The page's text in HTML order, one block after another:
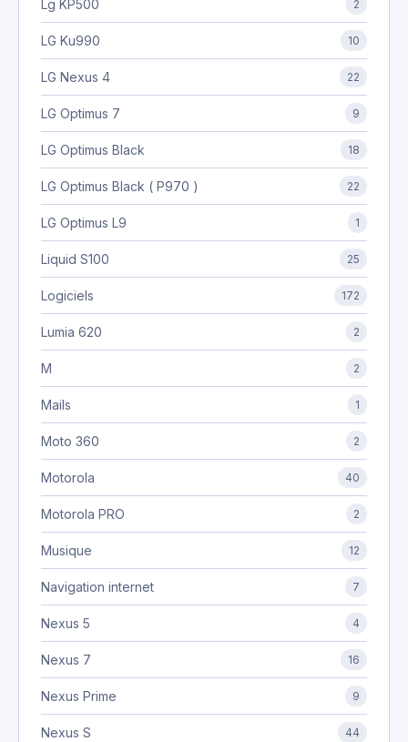
Lg KP500 2
LG Ku990 10
LG Nexus 4 22
LG Optimus 7 9
LG Optimus Black 18
LG Optimus Black ( P970 ) 22
LG Optimus L9 1
Liquid S100 25
Logiciels 172
Lumia 620 2
M 2
Mails 1
Moto 360 2
Motorola 40
Motorola PRO 2
Musique 12
Navigation internet 7
Nexus 5 4
Nexus 7 16
Nexus Prime 9
Nexus S 44